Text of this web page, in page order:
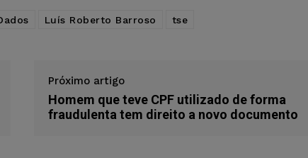
Luís Roberto Barroso tse
Próximo artigo
Homem que teve CPF utilizado de forma
fraudulenta tem direito a novo documento